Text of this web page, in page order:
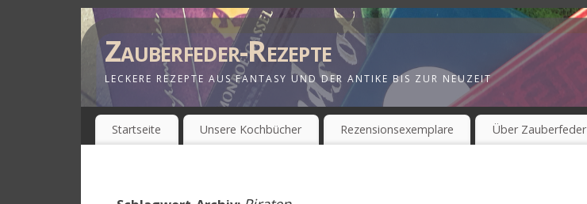
Zauberfeder-Rezepte
LECKERE REZEPTE AUS FANTASY UND DER ANTIKE BIS ZUR NEUZEIT
Startseite Unsere Kochbücher Rezensionsexemplare Über Zauberfeder